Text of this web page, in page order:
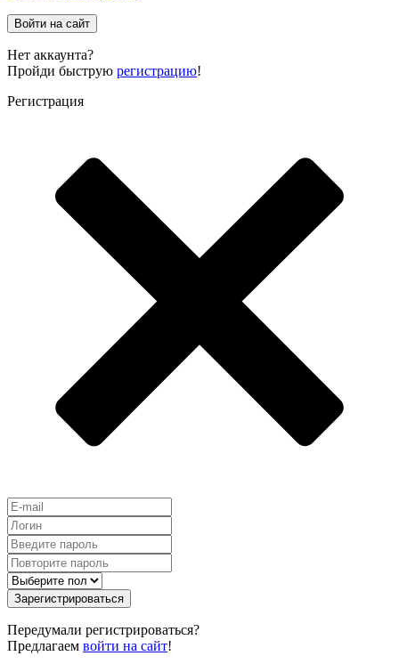
Войти на сайт
Нет аккаунта?
Пройди быструю регистрацию!
Регистрация
Зарегистрироваться
Передумали регистрироваться?
Предлагаем войти на сайт!